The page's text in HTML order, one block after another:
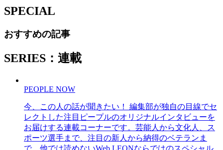
SPECIAL
おすすめの記事
SERIES：連載
PEOPLE NOW
今、この人の話が聞きたい！ 編集部が独自の目線でセ
レクトした注目ピープルのオリジナルインタビューを
お届けする連載コーナーです。芸能人から文化人、ス
ポーツ選手まで、注目の新人から納得のベテランま